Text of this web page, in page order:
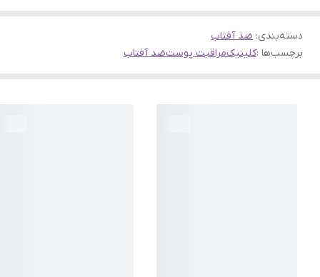
دسته‌بندی: ضد آفتاب
برچسب‌ها :کلینیکمراقبت پوستضد آفتاب